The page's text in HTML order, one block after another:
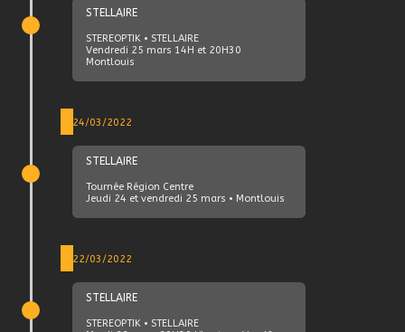
STELLAIRE
STEREOPTIK • STELLAIRE
Vendredi 25 mars 14H et 20H30
Montlouis
24/03/2022
STELLAIRE
Tournée Région Centre
Jeudi 24 et vendredi 25 mars • Montlouis
22/03/2022
STELLAIRE
STEREOPTIK • STELLAIRE